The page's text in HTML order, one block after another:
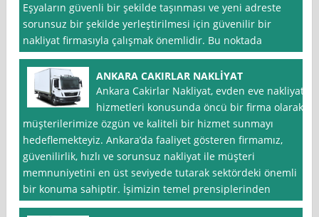
Eşyaların güvenli bir şekilde taşınması ve yeni adreste
sorunsuz bir şekilde yerleştirilmesi için güvenilir bir
nakliyat firmasıyla çalışmak önemlidir. Bu noktada
ANKARA CAKIRLAR NAKLİYAT
Ankara Cakirlar Nakliyat, evden eve nakliyat
hizmetleri konusunda öncü bir firma olarak,
müşterilerimize özgün ve kaliteli bir hizmet sunmayı
hedeflemekteyiz. Ankara’da faaliyet gösteren firmamız,
güvenilirlik, hızlı ve sorunsuz nakliyat ile müşteri
memnuniyetini en üst seviyede tutarak sektördeki önemli
bir konuma sahiptir. İşimizin temel prensiplerinden